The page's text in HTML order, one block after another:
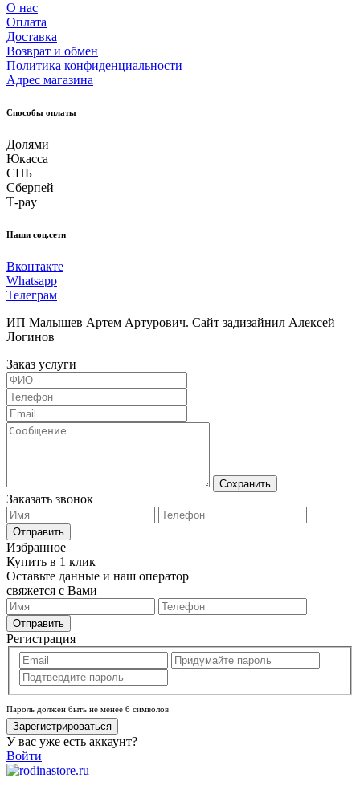
О нас
Оплата
Доставка
Возврат и обмен
Политика конфиденциальности
Адрес магазина
Способы оплаты
Долями
Юкасса
СПБ
Сберпей
Т-pay
Наши соц.сети
Вконтакте
Whatsapp
Телеграм
ИП Малышев Артем Артурович. Сайт задизайнил Алексей
Логинов
Заказ услуги
Сохранить
Заказать звонок
Отправить
Избранное
Купить в 1 клик
Оставьте данные и наш оператор
свяжется с Вами
Отправить
Регистрация
Пароль должен быть не менее 6 символов
Зарегистрироваться
У вас уже есть аккаунт?
Войти